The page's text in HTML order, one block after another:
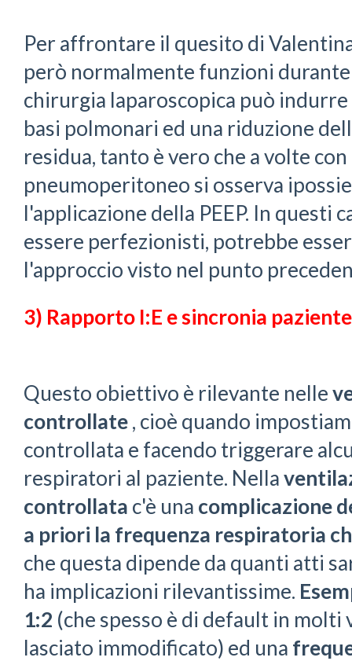
Per affrontare il quesito di
però normalmente funzioni durante
chirurgia laparoscopica può
basi polmonari ed una riduzione
residua, tanto è vero che a volte
pneumoperitoneo si osserva
l'applicazione della PEEP. In questi
essere perfezionisti, potrebbe
l'approccio visto nel punto
3) Rapporto I:E e sincronia
Questo obiettivo è rilevante nelle
controllate, cioè quando
controllata e facendo triggerare
respiratori al paziente. Nella
controllata c'è una complicazione
a priori la frequenza respiratoria
che questa dipende da quanti atti
ha implicazioni rilevantissime.
1:2 (che spesso è di default in
lasciato immodificato) ed una